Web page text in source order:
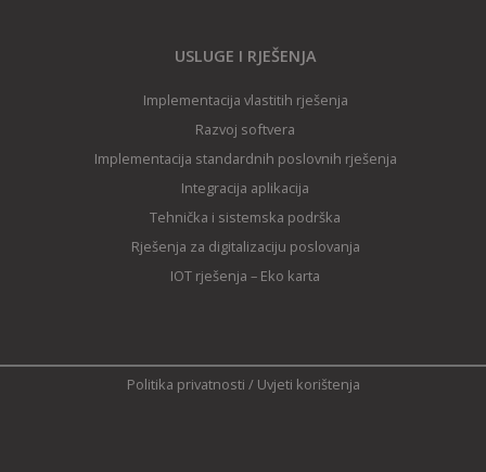
USLUGE I RJEŠENJA
Implementacija vlastitih rješenja
Razvoj softvera
Implementacija standardnih poslovnih rješenja
Integracija aplikacija
Tehnička i sistemska podrška
Rješenja za digitalizaciju poslovanja
IOT rješenja – Eko karta
Politika privatnosti / Uvjeti korištenja